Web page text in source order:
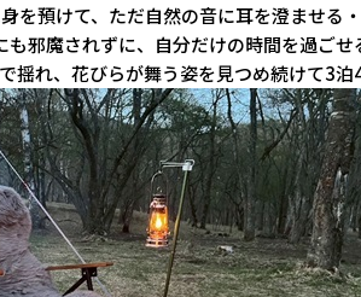
を預けて、ただ自然の音に耳を澄ませる
邪魔されずに、自分だけの時間を過ごせ
揺れ、花びらが舞う姿を見つめ続けて3泊